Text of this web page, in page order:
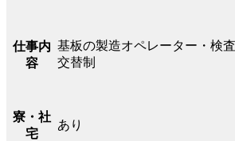
仕事内
容
基板の製造オペレーター・検
交替制
寮・社
宅
あり